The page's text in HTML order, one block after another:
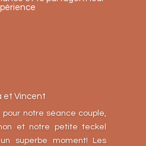
et Vincent
notre séance couple,
et notre petite teckel
superbe moment! Les